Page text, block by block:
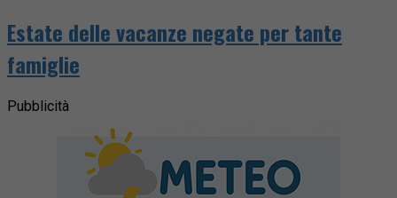
Estate delle vacanze negate per tante
famiglie
Pubblicità